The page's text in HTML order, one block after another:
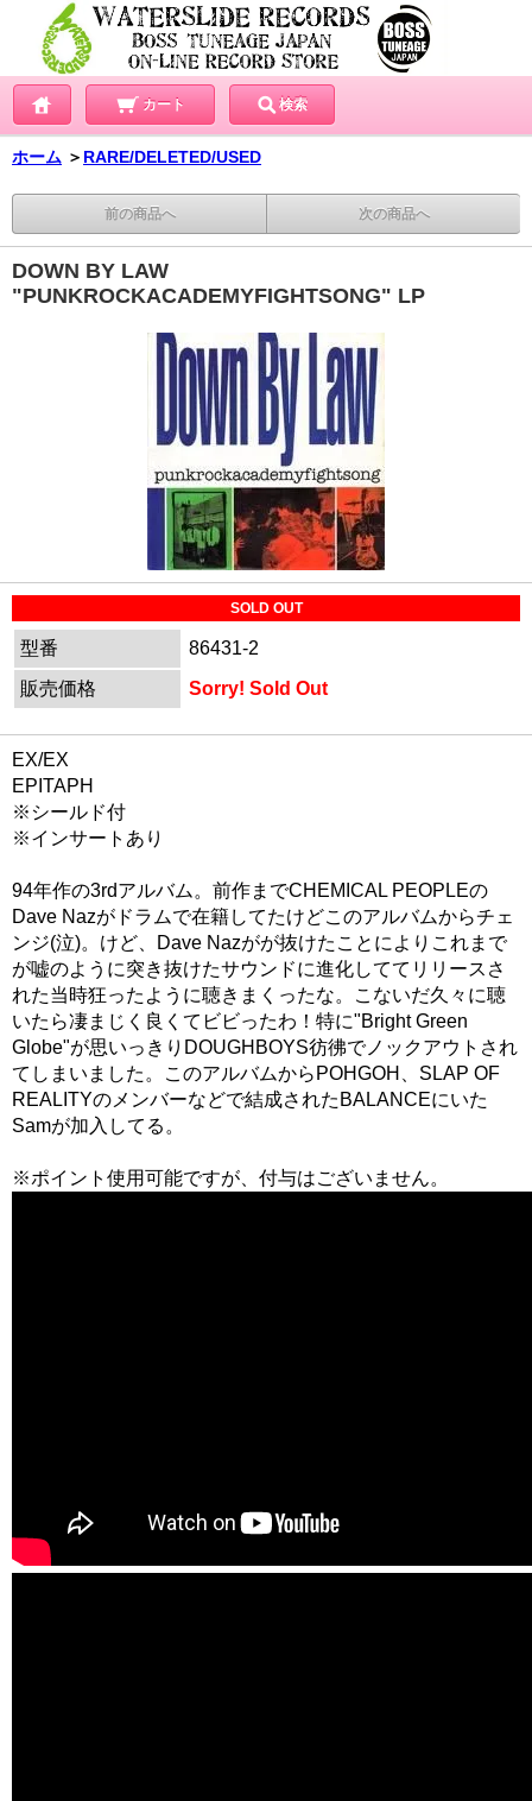
カート 検索
ホーム ＞ RARE/DELETED/USED
前の商品へ 次の商品へ
DOWN BY LAW
"PUNKROCKACADEMYFIGHTSONG" LP
SOLD OUT
型番
86431-2
販売価格
Sorry! Sold Out
EX/EX
EPITAPH
※シールド付
※インサートあり
94年作の3rdアルバム。前作までCHEMICAL PEOPLEの
Dave Nazがドラムで在籍してたけどこのアルバムからチェ
ンジ(泣)。けど、Dave Nazがが抜けたことによりこれまで
が嘘のように突き抜けたサウンドに進化しててリリースさ
れた当時狂ったように聴きまくったな。こないだ久々に聴
いたら凄まじく良くてビビったわ！特に"Bright Green
Globe"が思いっきりDOUGHBOYS彷彿でノックアウトされ
てしまいました。このアルバムからPOHGOH、SLAP OF
REALITYのメンバーなどで結成されたBALANCEにいた
Samが加入してる。
※ポイント使用可能ですが、付与はございません。